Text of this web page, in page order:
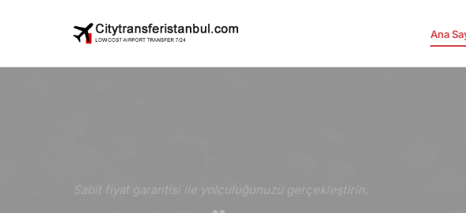
Ana
Sabit fiyat garantisi ile yolculuğunuzu gerçekleştirin.